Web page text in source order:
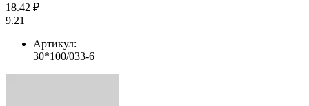
18.42 ₽
9.21
Артикул:
30*100/033-6